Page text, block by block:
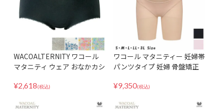
WACOALTERNITY ワコール
マタニティ ウェア おなかカシ
もラクに♪ 産前・産後兼用シ
¥2,618(税込)
ワコール マタニティー 妊婦帯
パンツタイプ 妊婦 骨盤矯正
サポート 産褥 産前用機能ボト
¥9,350(税込)